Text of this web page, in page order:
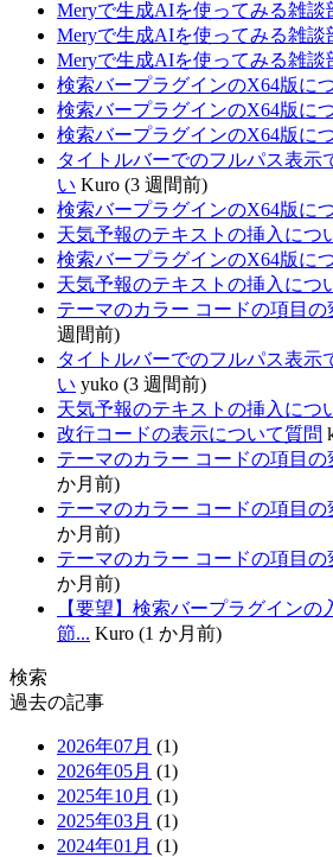
Meryで生成AIを使ってみる雑談
Meryで生成AIを使ってみる雑談
Meryで生成AIを使ってみる雑談
検索バープラグインのX64版に
検索バープラグインのX64版に
検索バープラグインのX64版に
タイトルバーでのフルパス表示
い Kuro (3 週間前)
検索バープラグインのX64版に
天気予報のテキストの挿入につ
検索バープラグインのX64版に
天気予報のテキストの挿入につ
テーマのカラー コードの項目の
週間前)
タイトルバーでのフルパス表示
い yuko (3 週間前)
天気予報のテキストの挿入につ
改行コードの表示について質問
テーマのカラー コードの項目の
か月前)
テーマのカラー コードの項目の
か月前)
テーマのカラー コードの項目の
か月前)
【要望】検索バープラグインの
節... Kuro (1 か月前)
検索
過去の記事
2026年07月 (1)
2026年05月 (1)
2025年10月 (1)
2025年03月 (1)
2024年01月 (1)